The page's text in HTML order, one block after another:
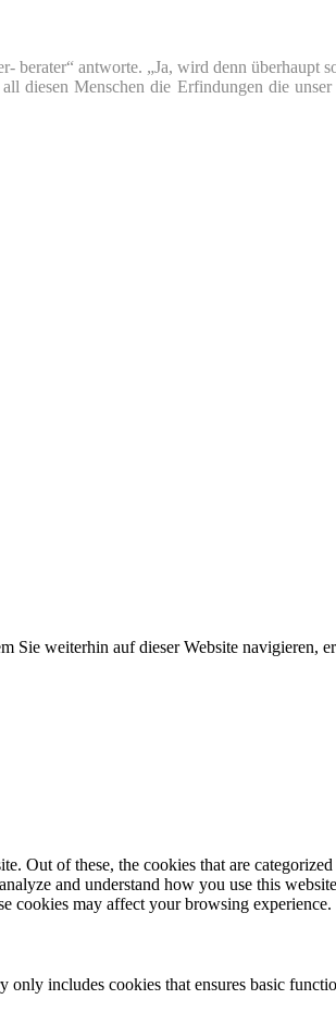
antworte. „Ja, wird denn überhaupt
diesen Menschen die Erfindungen die
Sie weiterhin auf dieser Website navigieren,
of these, the cookies that are
and understand how you use this
cookies may affect your browsing experience.
includes cookies that ensures basic